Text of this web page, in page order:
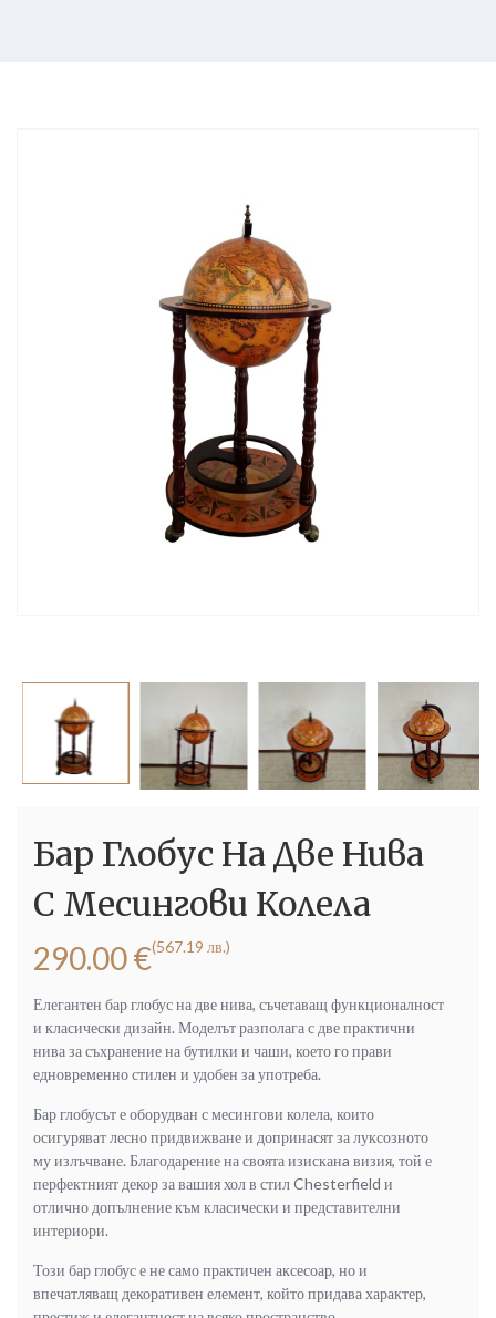
Бар Глобус На Две Нива
С Месингови Колела
290.00€(567.19 лв.)
Елегантен бар глобус на две нива, съчетаващ функционалност
и класически дизайн. Моделът разполага с две практични
нива за съхранение на бутилки и чаши, което го прави
едновременно стилен и удобен за употреба.
Бар глобусът е оборудван с месингови колела, които
осигуряват лесно придвижване и допринасят за луксозното
му излъчване. Благодарение на своята изисканa визия, той е
перфектният декор за вашия хол в стил Chesterfield и
отлично допълнение към класически и представителни
интериори.
Този бар глобус е не само практичен аксесоар, но и
впечатляващ декоративен елемент, който придава характер,